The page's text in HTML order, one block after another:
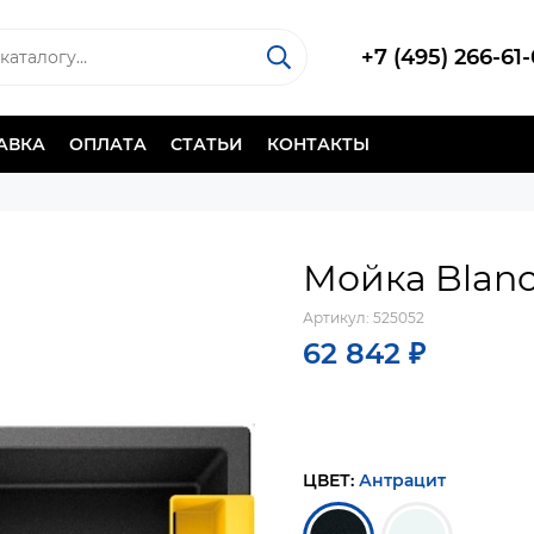
+7 (495) 266-
ОПЛАТА СТАТЬИ КОНТАКТЫ
Мойка
Артикул: 525052
62 842 ₽
ЦВЕТ: Антрацит